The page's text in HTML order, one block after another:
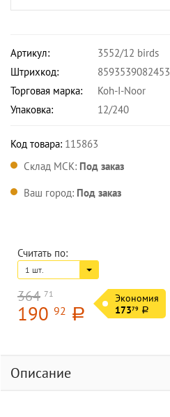
Артикул:
3552/12 birds
Штрихкод:
8593539082453
Торговая марка:
Koh-I-Noor
Упаковка:
12/240
Код товара: 115863
Склад МСК: Под заказ
Ваш город: Под заказ
Считать по:
1 шт.
364 71
190 92 a
Экономия
17379 a
Описание